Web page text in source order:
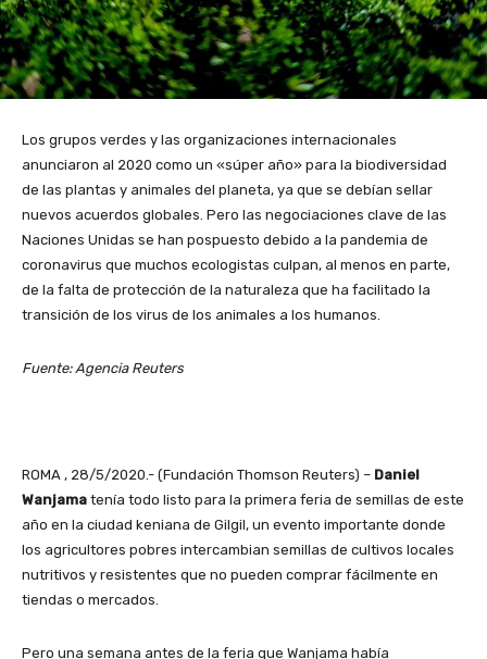
Los grupos verdes y las organizaciones internacionales
anunciaron al 2020 como un «súper año» para la biodiversidad
de las plantas y animales del planeta, ya que se debían sellar
nuevos acuerdos globales. Pero las negociaciones clave de las
Naciones Unidas se han pospuesto debido a la pandemia de
coronavirus que muchos ecologistas culpan, al menos en parte,
de la falta de protección de la naturaleza que ha facilitado la
transición de los virus de los animales a los humanos.
Fuente: Agencia Reuters
ROMA , 28/5/2020.- (Fundación Thomson Reuters) – Daniel
Wanjama tenía todo listo para la primera feria de semillas de este
año en la ciudad keniana de Gilgil, un evento importante donde
los agricultores pobres intercambian semillas de cultivos locales
nutritivos y resistentes que no pueden comprar fácilmente en
tiendas o mercados.
Pero una semana antes de la feria que Wanjama había